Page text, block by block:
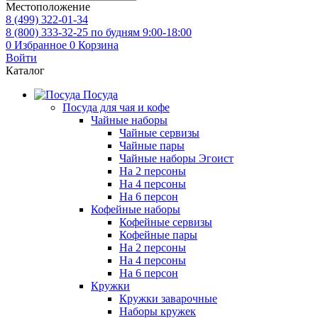
Местоположение
8 (499) 322-01-34
8 (800) 333-32-25 по будням 9:00-18:00
0 Избранное 0 Корзина
Войти
Каталог
Посуда
Посуда для чая и кофе
Чайные наборы
Чайные сервизы
Чайные пары
Чайные наборы Эгоист
На 2 персоны
На 4 персоны
На 6 персон
Кофейные наборы
Кофейные сервизы
Кофейные пары
На 2 персоны
На 4 персоны
На 6 персон
Кружки
Кружки заварочные
Наборы кружек